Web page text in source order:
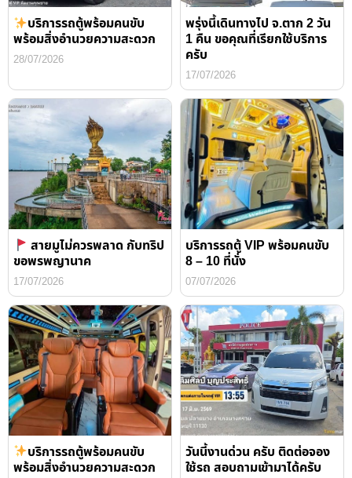
บริการรถตู้พร้อมคนขับ
พร้อมสิ่งอำนวยความสะดวก
28/07/2026
พรุ่งนี้เดินทางไป จ.ตาก 2 วัน
1 คืน ขอคุณที่เรียกใช้บริการ
ครับ
17/07/2026
สายมูไม่ควรพลาด กับทริป
ขอพรพญานาค
17/07/2026
บริการรถตู้ VIP พร้อมคนขับ
8 – 10 ที่นั่ง
07/07/2026
บริการรถตู้พร้อมคนขับ
พร้อมสิ่งอำนวยความสะดวก
วันนี้งานด่วน ครับ ติดต่อจอง
ใช้รถ สอบถามเข้ามาได้ครับ